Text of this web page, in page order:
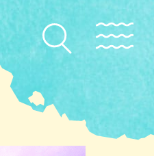
先島諸島